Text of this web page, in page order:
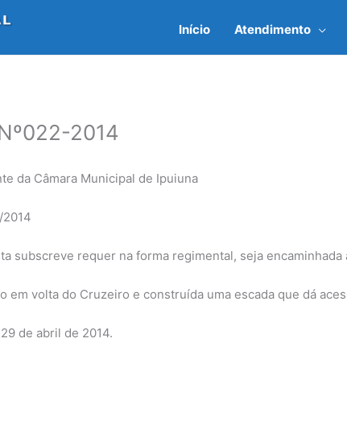
Início Atendimento
2014
da Câmara Municipal de Ipuiuna
2014
subscreve requer na forma regimental, seja
em volta do Cruzeiro e construída uma escada que dá
de abril de 2014.